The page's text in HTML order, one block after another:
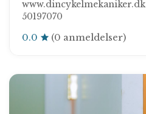
www.dincykelmekaniker.dk
50197070
0.0 (0 anmeldelser)